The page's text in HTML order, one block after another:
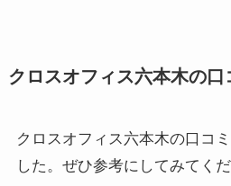
クロスオフィス六本木の口
クロスオフィス六本木の口コ
した。ぜひ参考にしてみてくだ